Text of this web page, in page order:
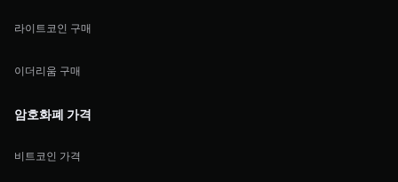
라이트코인 구매
이더리움 구매
암호화폐 가격
비트코인 가격